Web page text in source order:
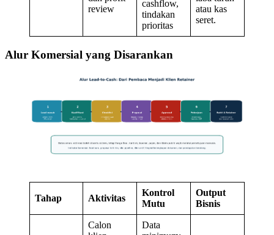
review
cashflow,
tindakan
prioritas
atau kas
seret.
Alur Komersial yang Disarankan
Tahap Aktivitas
Kontrol
Mutu
Output
Bisnis
Calon
Data